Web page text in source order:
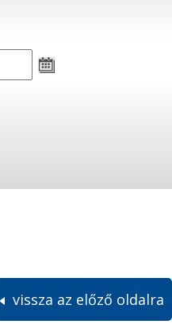
vissza az előző oldalra